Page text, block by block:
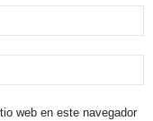
web en este navegador